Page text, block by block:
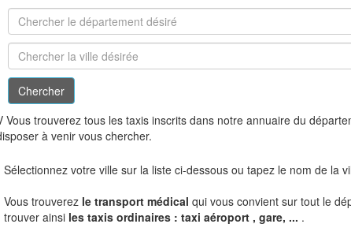
Vous trouverez tous les taxis inscrits dans notre annuaire du
à venir vous chercher.
Sélectionnez votre ville sur la liste ci-dessous ou tapez le nom de la
Vous trouverez le transport médical qui vous convient sur tout le
trouver ainsi les taxis ordinaires : taxi aéroport , gare, ... .